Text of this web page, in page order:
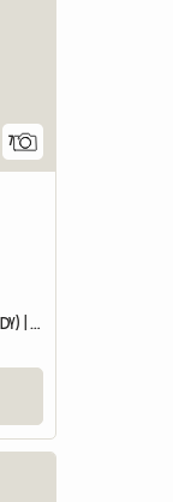
7
Habitación de huéspedes | Bristol (BS3 1DY) | 5 M2